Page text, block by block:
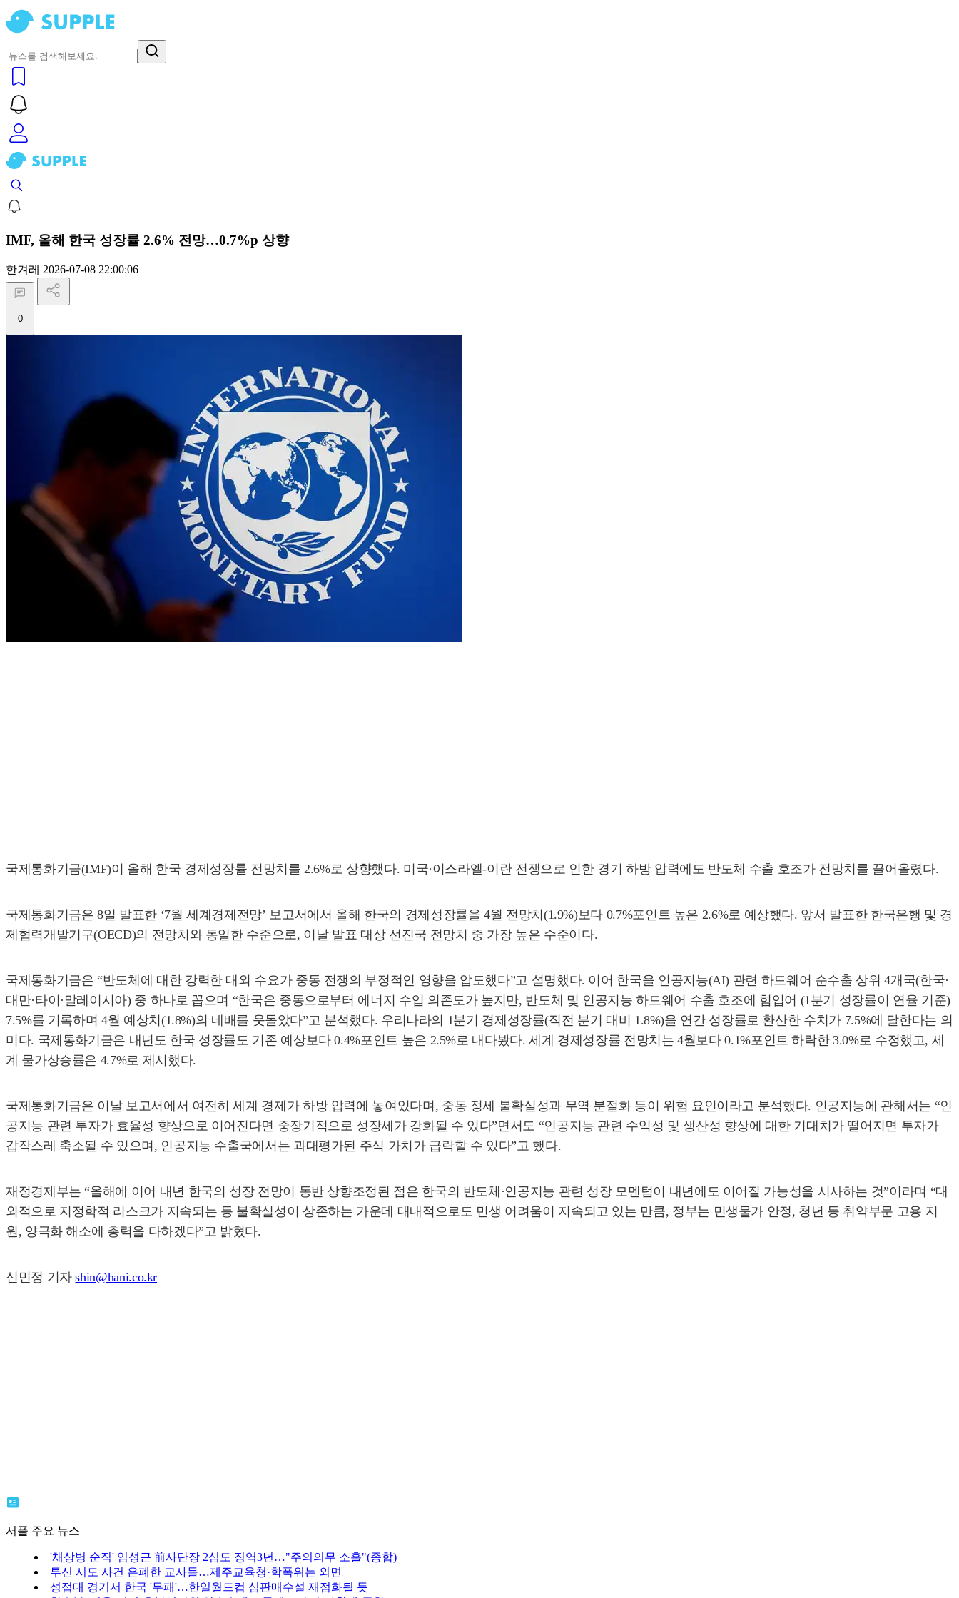
IMF, 올해 한국 성장률 2.6% 전망…0.7%p 상향
한겨레 2026-07-08 22:00:06
0
국제통화기금(IMF)이 올해 한국 경제성장률 전망치를 2.6%로 상향했다. 미국·이스라엘-이란 전쟁으로 인한 경기 하방 압력에도 반도체 수출 호조가 전망치를 끌어올렸다.
국제통화기금은 8일 발표한 ‘7월 세계경제전망’ 보고서에서 올해 한국의 경제성장률을 4월 전망치(1.9%)보다 0.7%포인트 높은 2.6%로 예상했다. 앞서 발표한 한국은행 및 경
제협력개발기구(OECD)의 전망치와 동일한 수준으로, 이날 발표 대상 선진국 전망치 중 가장 높은 수준이다.
국제통화기금은 “반도체에 대한 강력한 대외 수요가 중동 전쟁의 부정적인 영향을 압도했다”고 설명했다. 이어 한국을 인공지능(AI) 관련 하드웨어 순수출 상위 4개국(한국·
대만·타이·말레이시아) 중 하나로 꼽으며 “한국은 중동으로부터 에너지 수입 의존도가 높지만, 반도체 및 인공지능 하드웨어 수출 호조에 힘입어 (1분기 성장률이 연율 기준)
7.5%를 기록하며 4월 예상치(1.8%)의 네배를 웃돌았다”고 분석했다. 우리나라의 1분기 경제성장률(직전 분기 대비 1.8%)을 연간 성장률로 환산한 수치가 7.5%에 달한다는 의
미다. 국제통화기금은 내년도 한국 성장률도 기존 예상보다 0.4%포인트 높은 2.5%로 내다봤다. 세계 경제성장률 전망치는 4월보다 0.1%포인트 하락한 3.0%로 수정했고, 세
계 물가상승률은 4.7%로 제시했다.
국제통화기금은 이날 보고서에서 여전히 세계 경제가 하방 압력에 놓여있다며, 중동 정세 불확실성과 무역 분절화 등이 위험 요인이라고 분석했다. 인공지능에 관해서는 “인
공지능 관련 투자가 효율성 향상으로 이어진다면 중장기적으로 성장세가 강화될 수 있다”면서도 “인공지능 관련 수익성 및 생산성 향상에 대한 기대치가 떨어지면 투자가
갑작스레 축소될 수 있으며, 인공지능 수출국에서는 과대평가된 주식 가치가 급락할 수 있다”고 했다.
재정경제부는 “올해에 이어 내년 한국의 성장 전망이 동반 상향조정된 점은 한국의 반도체·인공지능 관련 성장 모멘텀이 내년에도 이어질 가능성을 시사하는 것”이라며 “대
외적으로 지정학적 리스크가 지속되는 등 불확실성이 상존하는 가운데 대내적으로도 민생 어려움이 지속되고 있는 만큼, 정부는 민생물가 안정, 청년 등 취약부문 고용 지
원, 양극화 해소에 총력을 다하겠다”고 밝혔다.
신민정 기자shin@hani.co.kr
서플 주요 뉴스
'채상병 순직' 임성근 前사단장 2심도 징역3년…"주의의무 소홀"(종합)
투신 시도 사건 은폐한 교사들…제주교육청·학폭위는 외면
성접대 경기서 한국 '무패'…한일월드컵 심판매수설 재점화될 듯